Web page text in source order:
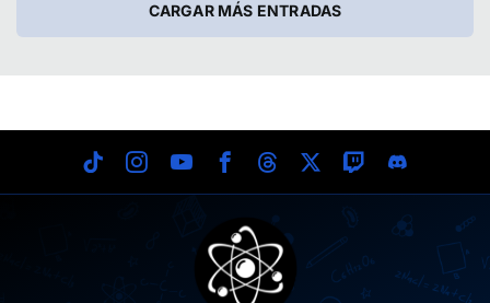
CARGAR MÁS ENTRADAS